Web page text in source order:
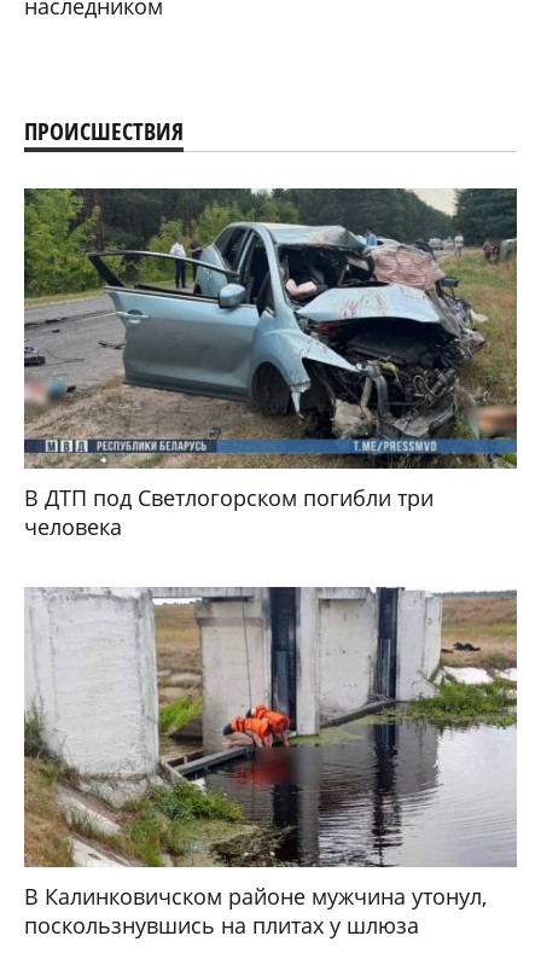
наследником
ПРОИСШЕСТВИЯ
В ДТП под Светлогорском погибли три
человека
В Калинковичском районе мужчина утонул,
поскользнувшись на плитах у шлюза